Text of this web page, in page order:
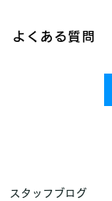
よくある質問
スタッフブログ